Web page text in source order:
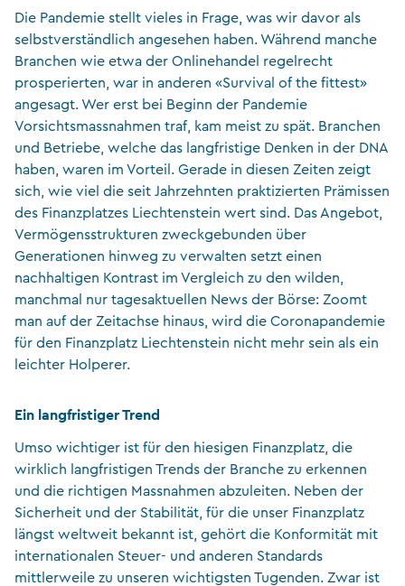
Die Pandemie stellt vieles in Frage, was wir davor als
selbstverständlich angesehen haben. Während manche
Branchen wie etwa der Onlinehandel regelrecht
prosperierten, war in anderen «Survival of the fittest»
angesagt. Wer erst bei Beginn der Pandemie
Vorsichtsmassnahmen traf, kam meist zu spät. Branchen
und Betriebe, welche das langfristige Denken in der DNA
haben, waren im Vorteil. Gerade in diesen Zeiten zeigt
sich, wie viel die seit Jahrzehnten praktizierten Prämissen
des Finanzplatzes Liechtenstein wert sind. Das Angebot,
Vermögensstrukturen zweckgebunden über
Generationen hinweg zu verwalten setzt einen
nachhaltigen Kontrast im Vergleich zu den wilden,
manchmal nur tagesaktuellen News der Börse: Zoomt
man auf der Zeitachse hinaus, wird die Coronapandemie
für den Finanzplatz Liechtenstein nicht mehr sein als ein
leichter Holperer.
Ein langfristiger Trend
Umso wichtiger ist für den hiesigen Finanzplatz, die
wirklich langfristigen Trends der Branche zu erkennen
und die richtigen Massnahmen abzuleiten. Neben der
Sicherheit und der Stabilität, für die unser Finanzplatz
längst weltweit bekannt ist, gehört die Konformität mit
internationalen Steuer- und anderen Standards
mittlerweile zu unseren wichtigsten Tugenden. Zwar ist